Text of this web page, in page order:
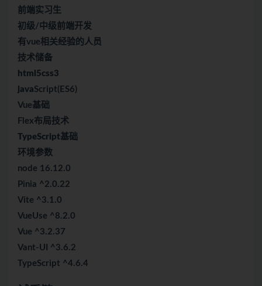
前端实习生
初级/中级前端开发
有vue相关经验的人员
技术储备
html5css3
javaScript(ES6)
Vue基础
Flex布局技术
TypeScript基础
环境参数
node 16.12.0
Pinia ^2.0.22
Vite ^3.1.0
VueUse ^8.2.0
Vue ^3.2.37
Vant-UI ^3.6.2
TypeScript ^4.6.4